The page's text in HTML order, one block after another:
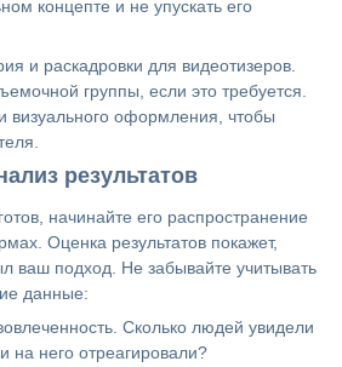
концепте и не упускать его
и раскадровки для видеотизеров.
группы, если это требуется.
визуального оформления, чтобы
результатов
начинайте его распространение
Оценка результатов покажет,
ваш подход. Не забывайте учитывать
данные:
Сколько людей увидели
на него отреагировали?